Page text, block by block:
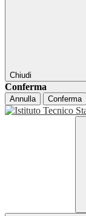
Chiudi
Conferma
Annulla Conferma